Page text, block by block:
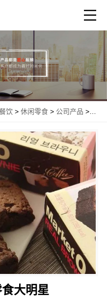
饮 > 休闲零食> 公司产品 >
大明星